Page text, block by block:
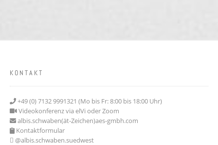
KONTAKT
+49 (0) 7132 9991321 (Mo bis Fr: 8:00 bis 18:00 Uhr)
Videokonferenz via elVi oder Zoom
albis.schwaben(ät-Zeichen)aes-gmbh.com
Kontaktformular
@albis.schwaben.suedwest